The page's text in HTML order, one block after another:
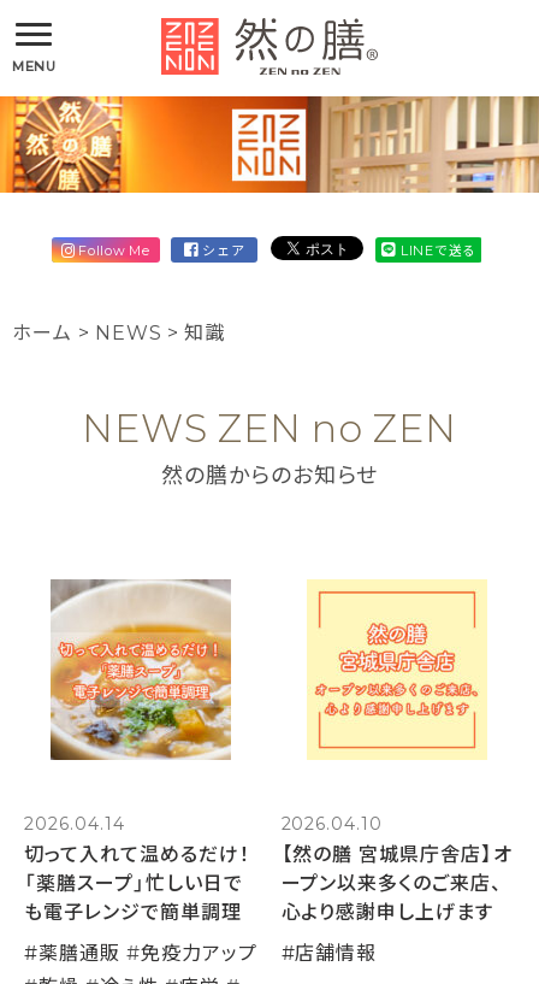
MENU
Follow Me シェア LINEで送る
ホーム > NEWS >知識
NEWS ZEN no ZEN
然の膳からのお知らせ
2026.04.14
切って入れて温めるだけ！
「薬膳スープ」忙しい日で
も電子レンジで簡単調理
#薬膳通販 #免疫力アップ
2026.04.10
【然の膳 宮城県庁舎店】オ
ープン以来多くのご来店、
心より感謝申し上げます
#店舗情報